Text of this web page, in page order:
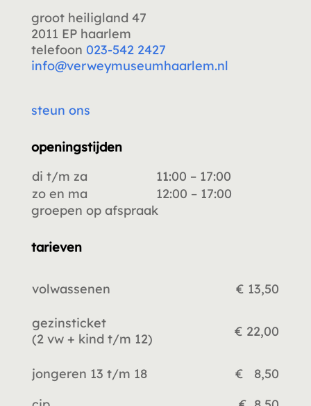
groot heiligland 47
2011 EP haarlem
telefoon 023-542 2427
info@verweymuseumhaarlem.nl
steun ons
openingstijden
di t/m za
11:00 – 17:00
zo en ma
12:00 – 17:00
groepen op afspraak
tarieven
volwassenen € 13,50
gezinsticket
(2 vw + kind t/m 12) € 22,00
jongeren 13 t/m 18
€ 8,50